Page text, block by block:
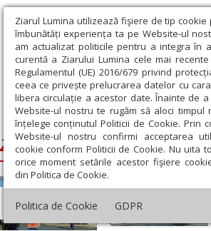
Ziarul Lumina utilizează fişiere de tip
îmbunătăți experiența ta pe Website-ul
am actualizat politicile pentru a integra în
curentă a Ziarului Lumina cele mai
Regulamentul (UE) 2016/679 privind
ceea ce privește prelucrarea datelor cu
libera circulație a acestor date. Înainte de
Website-ul nostru te rugăm să aloci timpul
înțelege conținutul Politicii de Cookie. Prin
Website-ul nostru confirmi acceptarea
cookie conform Politicii de Cookie. Nu uita
orice moment setările acestor fişiere
din Politica de Cookie.
Politica de Cookie GDPR
Ziarul Lumina › Ziua Armatei Române
Ziua Armatei Române
socială
Știri